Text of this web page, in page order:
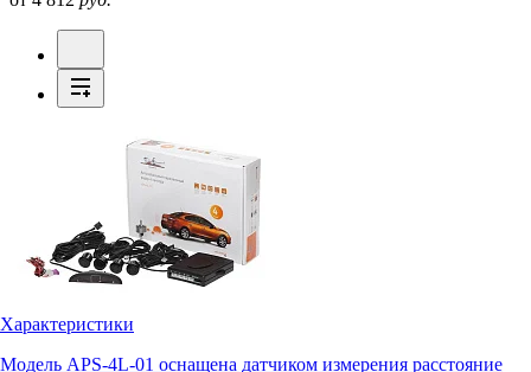
Характеристики
Модель APS-4L-01 оснащена датчиком измерения расстояние